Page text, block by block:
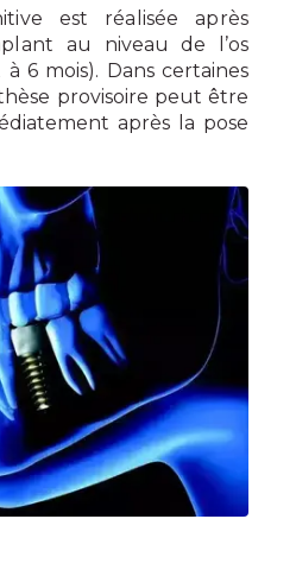
est réalisée après
au niveau de l’os
6 mois). Dans certaines
provisoire peut être
après la pose